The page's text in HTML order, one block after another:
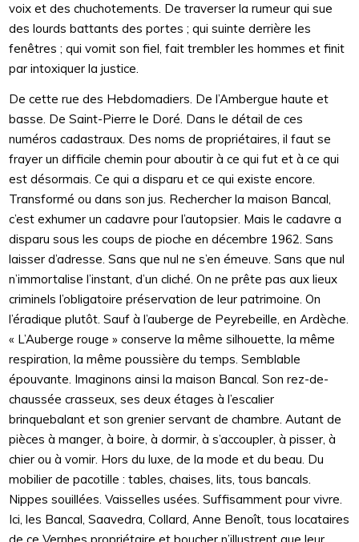
voix et des chuchotements. De traverser la rumeur qui sue
des lourds battants des portes ; qui suinte derrière les
fenêtres ; qui vomit son fiel, fait trembler les hommes et finit
par intoxiquer la justice.
De cette rue des Hebdomadiers. De l’Ambergue haute et
basse. De Saint-Pierre le Doré. Dans le détail de ces
numéros cadastraux. Des noms de propriétaires, il faut se
frayer un difficile chemin pour aboutir à ce qui fut et à ce qui
est désormais. Ce qui a disparu et ce qui existe encore.
Transformé ou dans son jus. Rechercher la maison Bancal,
c’est exhumer un cadavre pour l’autopsier. Mais le cadavre a
disparu sous les coups de pioche en décembre 1962. Sans
laisser d’adresse. Sans que nul ne s’en émeuve. Sans que nul
n’immortalise l’instant, d’un cliché. On ne prête pas aux lieux
criminels l’obligatoire préservation de leur patrimoine. On
l’éradique plutôt. Sauf à l’auberge de Peyrebeille, en Ardèche.
« L’Auberge rouge » conserve la même silhouette, la même
respiration, la même poussière du temps. Semblable
épouvante. Imaginons ainsi la maison Bancal. Son rez-de-
chaussée crasseux, ses deux étages à l’escalier
brinquebalant et son grenier servant de chambre. Autant de
pièces à manger, à boire, à dormir, à s’accoupler, à pisser, à
chier ou à vomir. Hors du luxe, de la mode et du beau. Du
mobilier de pacotille : tables, chaises, lits, tous bancals.
Nippes souillées. Vaisselles usées. Suffisamment pour vivre.
Ici, les Bancal, Saavedra, Collard, Anne Benoît, tous locataires